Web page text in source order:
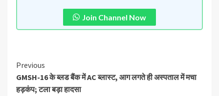
Join Channel Now
Previous
GMSH-16 के ब्लड बैंक में AC ब्लास्ट, आग लगते ही अस्पताल में मचा
हड़कंप; टला बड़ा हादसा